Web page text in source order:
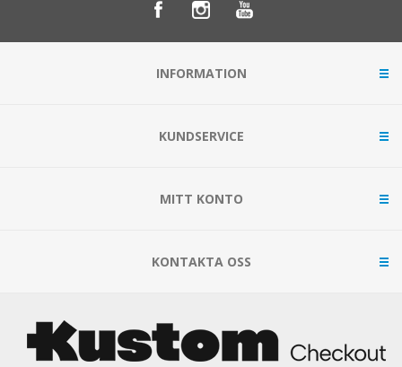
INFORMATION
KUNDSERVICE
MITT KONTO
KONTAKTA OSS